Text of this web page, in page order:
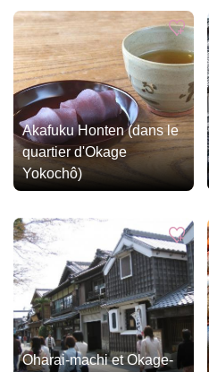
Akafuku Honten (dans le
quartier d'Okage
Yokochô)
Oharai-machi et Okage-